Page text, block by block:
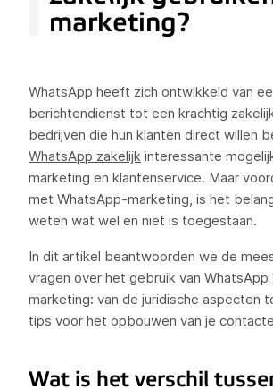
marketing?
WhatsApp heeft zich ontwikkeld van
berichtendienst tot een krachtig
bedrijven die hun klanten direct willen
WhatsApp zakelijk interessante
marketing en klantenservice. Maar
met WhatsApp-marketing, is het
weten wat wel en niet is toegestaan.
In dit artikel beantwoorden we de
vragen over het gebruik van WhatsApp
marketing: van de juridische aspecten
tips voor het opbouwen van je
Wat is het verschil